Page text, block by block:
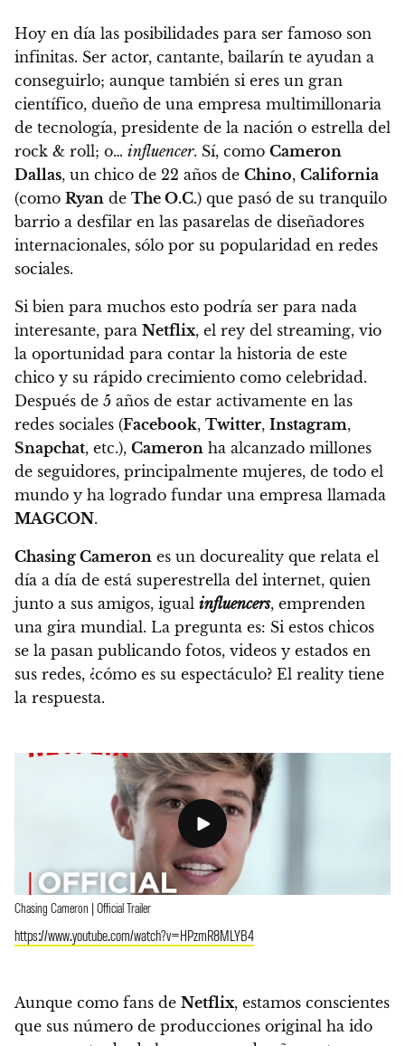
Hoy en día las posibilidades para ser famoso son
infinitas. Ser actor, cantante, bailarín te ayudan a
conseguirlo; aunque también si eres un gran
científico, dueño de una empresa multimillonaria
de tecnología, presidente de la nación o estrella del
rock & roll; o… influencer. Sí, como Cameron
Dallas, un chico de 22 años de Chino, California
(como Ryan de The O.C.) que pasó de su tranquilo
barrio a desfilar en las pasarelas de diseñadores
internacionales, sólo por su popularidad en redes
sociales.
Si bien para muchos esto podría ser para nada
interesante, para Netflix, el rey del streaming, vio
la oportunidad para contar la historia de este
chico y su rápido crecimiento como celebridad.
Después de 5 años de estar activamente en las
redes sociales (Facebook, Twitter, Instagram,
Snapchat, etc.), Cameron ha alcanzado millones
de seguidores, principalmente mujeres, de todo el
mundo y ha logrado fundar una empresa llamada
MAGCON.
Chasing Cameron es un docureality que relata el
día a día de está superestrella del internet, quien
junto a sus amigos, igual influencers, emprenden
una gira mundial. La pregunta es: Si estos chicos
se la pasan publicando fotos, videos y estados en
sus redes, ¿cómo es su espectáculo? El reality tiene
la respuesta.
Chasing Cameron | Official Trailer
https://www.youtube.com/watch?v=HPzmR8MLYB4
Aunque como fans de Netflix, estamos conscientes
que sus número de producciones original ha ido